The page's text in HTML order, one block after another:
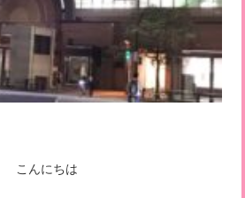
こんにちは